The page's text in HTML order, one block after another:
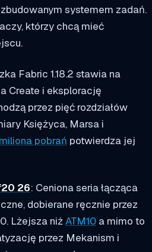
systemem zadań.
którzy chcą mieć
Fabric 1.18.2 stawia na
Create i eksplorację
przez pięć rozdziałów
Księżyca, Marsa i
pobrań potwierdza jej
26: Ceniona seria łącząca
dobierane ręcznie przez
Lżejsza niżATM10 a mimo to
przez Mekanism i